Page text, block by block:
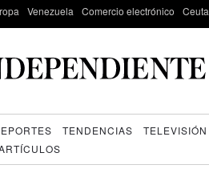
Venezuela Comercio electrónico Ceuta
TENDENCIAS TELEVISIÓN